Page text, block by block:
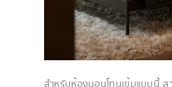
สำหรับห้องนอนโทนเข้มแบบนี้